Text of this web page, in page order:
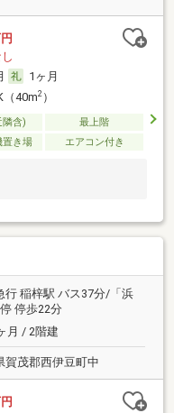
1ヶ月
（40m2）
隣含)
最上階
置き場 エアコン付き
行 稲梓駅 バス37分/「浜
停歩22分
月 / 2階建
賀茂郡西伊豆町中